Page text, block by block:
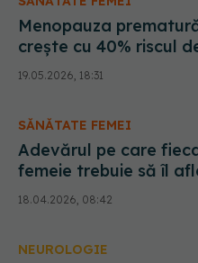
Menopauza
crește cu 40% riscul
infarct
19.05.2026, 18:31
SĂNĂTATE FEMEI
Adevărul pe care
femeie trebuie să îl
despre menopauză
18.04.2026, 08:42
NEUROLOGIE